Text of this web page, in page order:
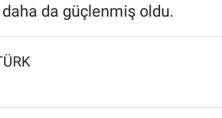
da güçlenmiş oldu.